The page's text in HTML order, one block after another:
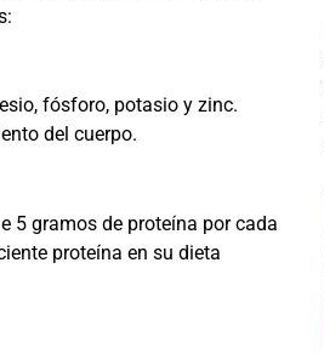
fósforo, potasio y zinc.
del cuerpo.
5 gramos de proteína por cada
proteína en su dieta